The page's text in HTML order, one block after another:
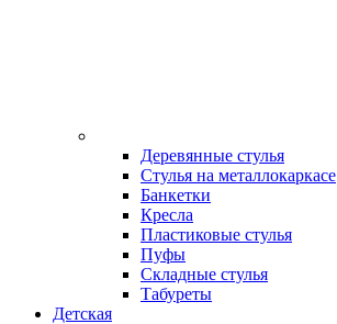
Деревянные стулья
Стулья на металлокаркасе
Банкетки
Кресла
Пластиковые стулья
Пуфы
Складные стулья
Табуреты
Детская